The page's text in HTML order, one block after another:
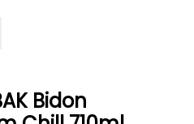
Bidon